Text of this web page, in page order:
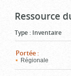
Ressource
Type : Inventaire
Portée :
Régionale